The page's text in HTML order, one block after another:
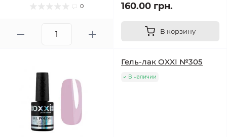
0 160.00 грн.
В корзину
Гель-лак OXXI №305
В наличии